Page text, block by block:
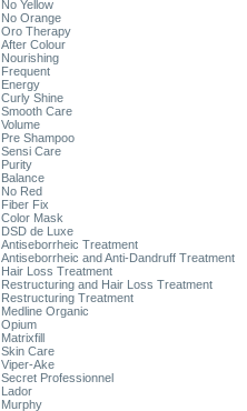
No Yellow
No Orange
Oro Therapy
After Colour
Nourishing
Frequent
Energy
Curly Shine
Smooth Care
Volume
Pre Shampoo
Sensi Care
Purity
Balance
No Red
Fiber Fix
Color Mask
DSD de Luxe
Antiseborrheic Treatment
Antiseborrheic and Anti-Dandruff Treatment
Hair Loss Treatment
Restructuring and Hair Loss Treatment
Restructuring Treatment
Medline Organic
Opium
Matrixfill
Skin Care
Viper-Ake
Secret Professionnel
Lador
Murphy